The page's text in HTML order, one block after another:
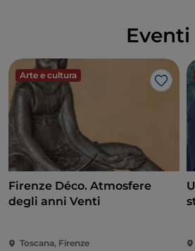
Eventi
Arte e cultura
Like
Firenze Déco. Atmosfere
degli anni Venti
Toscana, Firenze